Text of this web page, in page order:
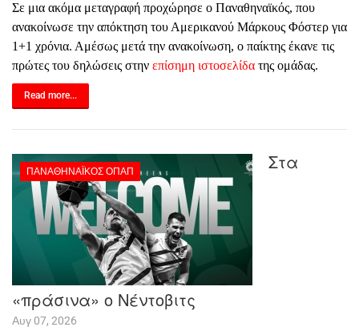
Σε μια ακόμα μεταγραφή προχώρησε ο Παναθηναϊκός, που
ανακοίνωσε την απόκτηση του Αμερικανού Μάρκους Φόστερ για
1+1 χρόνια. Αμέσως μετά την ανακοίνωση, ο παίκτης έκανε τις
πρώτες του δηλώσεις στην επίσημη ιστοσελίδα της ομάδας.
Read more...
ΠΑΝΑΘΗΝΑΪΚΌΣ ΟΠΑΠ Στα
«πράσινα» ο Νέντοβιτς
Αυγ 07, 2026